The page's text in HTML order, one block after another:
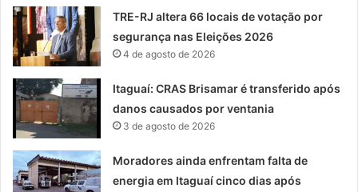
TRE-RJ altera 66 locais de votação por
segurança nas Eleições 2026
4 de agosto de 2026
Itaguaí: CRAS Brisamar é transferido após
danos causados por ventania
3 de agosto de 2026
Moradores ainda enfrentam falta de
energia em Itaguaí cinco dias após